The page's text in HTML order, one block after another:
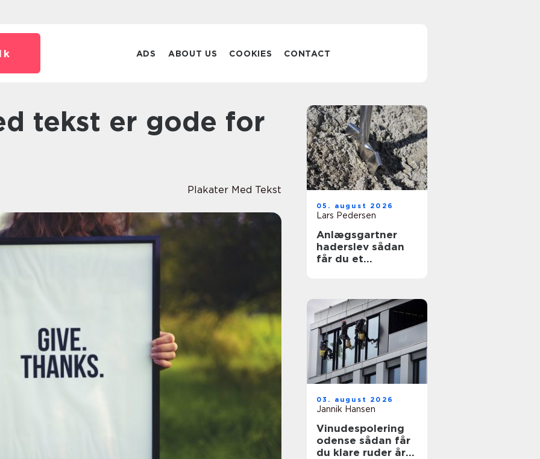
ADS ABOUT US COOKIES CONTACT
Plakater Med Tekst
05. august 2026
Lars Pedersen
Anlægsgartner
haderslev sådan
får du et
03. august 2026
Jannik Hansen
Vinudespolering
odense sådan får
du klare ruder året